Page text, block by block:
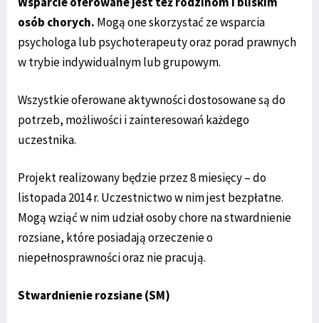
osób chorych. Mogą one skorzystać ze wsparcia
psychologa lub psychoterapeuty oraz porad prawnych
w trybie indywidualnym lub grupowym.
Wszystkie oferowane aktywności dostosowane są do
potrzeb, możliwości i zainteresowań każdego
uczestnika.
Projekt realizowany będzie przez 8 miesięcy – do
listopada 2014 r. Uczestnictwo w nim jest bezpłatne.
Mogą wziąć w nim udział osoby chore na stwardnienie
rozsiane, które posiadają orzeczenie o
niepełnosprawności oraz nie pracują.
Stwardnienie rozsiane (SM)